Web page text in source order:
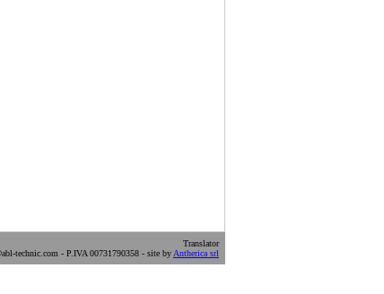
Translator
technic.com - P.IVA 00731790358 - site by Antherica srl